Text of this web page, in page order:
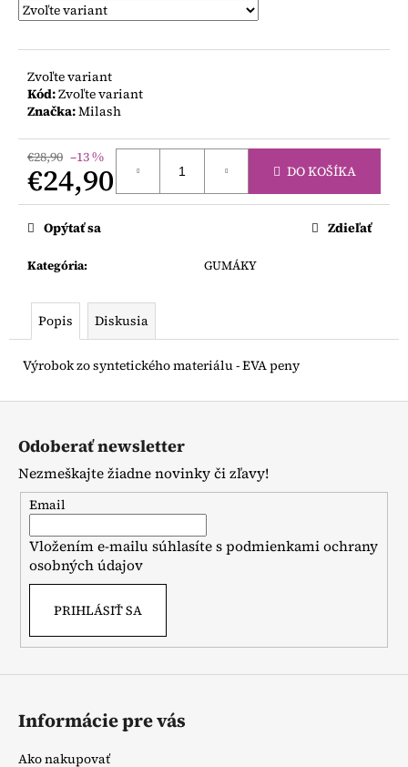
Zvoľte variant
Kód:Zvoľte variant
Značka:Milash
€28,90 –13 %
€24,90
Jednotková
cena:
DO KOŠÍKA
Kategória: GUMÁKY
Opýtať sa Zdieľať
Popis Diskusia
Výrobok zo syntetického materiálu - EVA peny
Z
Odoberať newsletter
Nezmeškajte žiadne novinky či zľavy!
Email
Vložením e-mailu súhlasíte spodmienkami ochrany
osobných údajov
PRIHLÁSIŤ SA
Informácie pre vás
Ako nakupovať